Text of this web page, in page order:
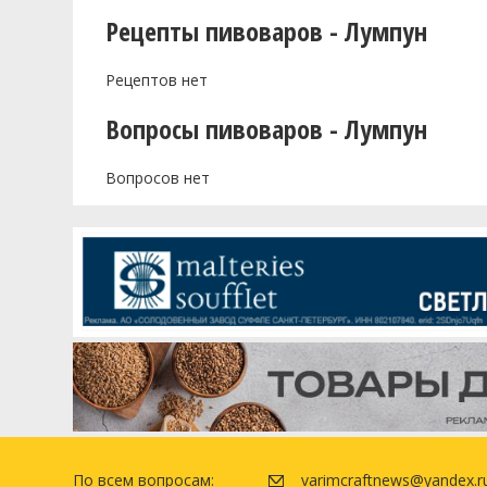
Рецепты пивоваров - Лумпун
Рецептов нет
Вопросы пивоваров - Лумпун
Вопросов нет
По всем вопросам: